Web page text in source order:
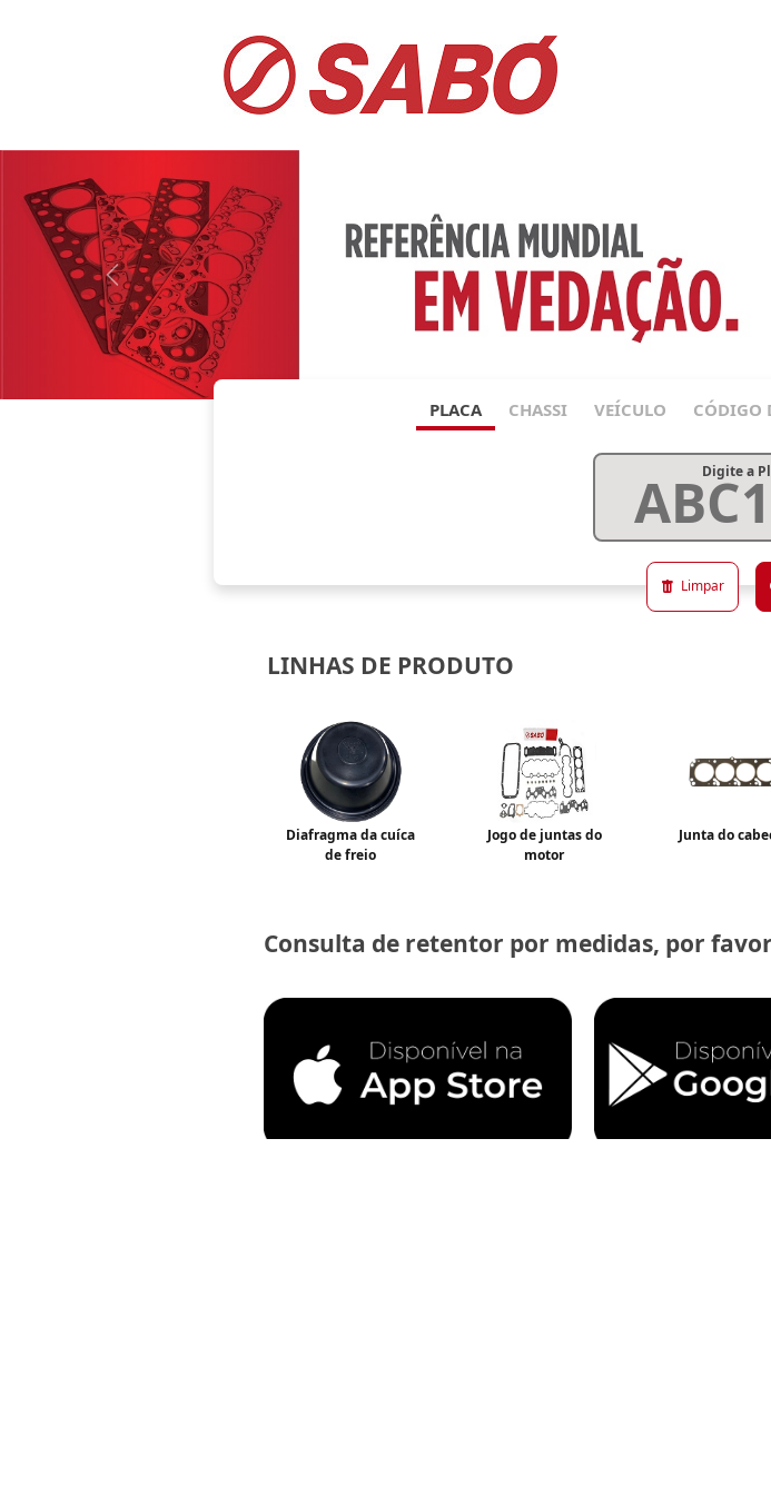
Anterior
PLACA CHASSI VEÍCULO CÓDIGO
Digite a
Limpar
LINHAS DE PRODUTO
Diafragma da cuíca
de freio
Jogo de juntas do
motor
Junta do
Consulta de retentor por medidas, por